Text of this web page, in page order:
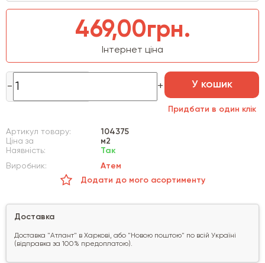
469,00грн.
Інтернет ціна
У кошик
Придбати в один клік
Артикул товару:
104375
Ціна за
м2
Наявність:
Так
Виробник:
Атем
Додати до мого асортименту
Доставка
Доставка "Атлант" в Харкові, або "Новою поштою" по всій Україні
(відправка за 100% предоплатою).